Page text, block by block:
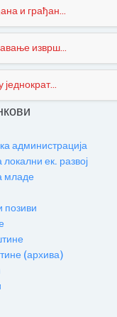
и грађан...
изврш...
једнократ...
администрација
локални ек. развој
младе
позиви
(архива)